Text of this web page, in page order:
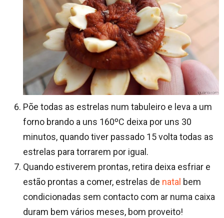
Põe todas as estrelas num tabuleiro e leva a um
forno brando a uns 160ºC deixa por uns 30
minutos, quando tiver passado 15 volta todas as
estrelas para torrarem por igual.
Quando estiverem prontas, retira deixa esfriar e
estão prontas a comer, estrelas de natal bem
condicionadas sem contacto com ar numa caixa
duram bem vários meses, bom proveito!